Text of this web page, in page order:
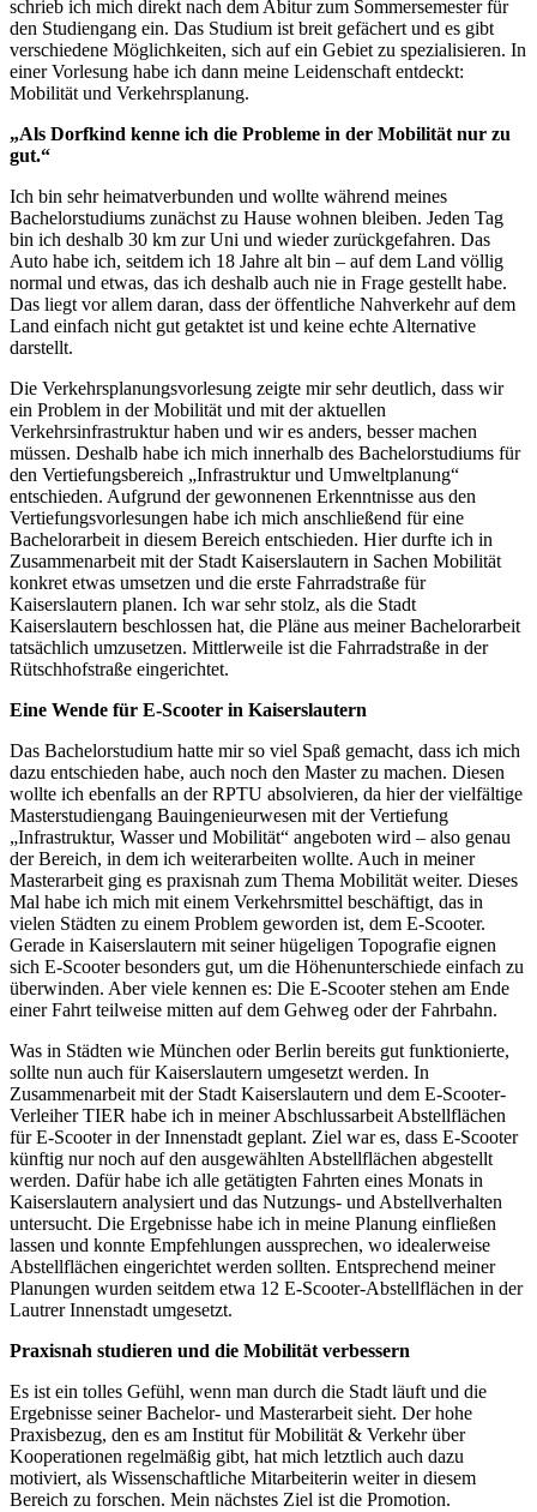
schrieb ich mich direkt nach dem Abitur zum Sommersemester für
den Studiengang ein. Das Studium ist breit gefächert und es gibt
verschiedene Möglichkeiten, sich auf ein Gebiet zu spezialisieren. In
einer Vorlesung habe ich dann meine Leidenschaft entdeckt:
Mobilität und Verkehrsplanung.
„Als Dorfkind kenne ich die Probleme in der Mobilität nur zu
gut.“
Ich bin sehr heimatverbunden und wollte während meines
Bachelorstudiums zunächst zu Hause wohnen bleiben. Jeden Tag
bin ich deshalb 30 km zur Uni und wieder zurückgefahren. Das
Auto habe ich, seitdem ich 18 Jahre alt bin – auf dem Land völlig
normal und etwas, das ich deshalb auch nie in Frage gestellt habe.
Das liegt vor allem daran, dass der öffentliche Nahverkehr auf dem
Land einfach nicht gut getaktet ist und keine echte Alternative
darstellt.
Die Verkehrsplanungsvorlesung zeigte mir sehr deutlich, dass wir
ein Problem in der Mobilität und mit der aktuellen
Verkehrsinfrastruktur haben und wir es anders, besser machen
müssen. Deshalb habe ich mich innerhalb des Bachelorstudiums für
den Vertiefungsbereich „Infrastruktur und Umweltplanung“
entschieden. Aufgrund der gewonnenen Erkenntnisse aus den
Vertiefungsvorlesungen habe ich mich anschließend für eine
Bachelorarbeit in diesem Bereich entschieden. Hier durfte ich in
Zusammenarbeit mit der Stadt Kaiserslautern in Sachen Mobilität
konkret etwas umsetzen und die erste Fahrradstraße für
Kaiserslautern planen. Ich war sehr stolz, als die Stadt
Kaiserslautern beschlossen hat, die Pläne aus meiner Bachelorarbeit
tatsächlich umzusetzen. Mittlerweile ist die Fahrradstraße in der
Rütschhofstraße eingerichtet.
Eine Wende für E-Scooter in Kaiserslautern
Das Bachelorstudium hatte mir so viel Spaß gemacht, dass ich mich
dazu entschieden habe, auch noch den Master zu machen. Diesen
wollte ich ebenfalls an der RPTU absolvieren, da hier der vielfältige
Masterstudiengang Bauingenieurwesen mit der Vertiefung
„Infrastruktur, Wasser und Mobilität“ angeboten wird – also genau
der Bereich, in dem ich weiterarbeiten wollte. Auch in meiner
Masterarbeit ging es praxisnah zum Thema Mobilität weiter. Dieses
Mal habe ich mich mit einem Verkehrsmittel beschäftigt, das in
vielen Städten zu einem Problem geworden ist, dem E-Scooter.
Gerade in Kaiserslautern mit seiner hügeligen Topografie eignen
sich E-Scooter besonders gut, um die Höhenunterschiede einfach zu
überwinden. Aber viele kennen es: Die E-Scooter stehen am Ende
einer Fahrt teilweise mitten auf dem Gehweg oder der Fahrbahn.
Was in Städten wie München oder Berlin bereits gut funktionierte,
sollte nun auch für Kaiserslautern umgesetzt werden. In
Zusammenarbeit mit der Stadt Kaiserslautern und dem E-Scooter-
Verleiher TIER habe ich in meiner Abschlussarbeit Abstellflächen
für E-Scooter in der Innenstadt geplant. Ziel war es, dass E-Scooter
künftig nur noch auf den ausgewählten Abstellflächen abgestellt
werden. Dafür habe ich alle getätigten Fahrten eines Monats in
Kaiserslautern analysiert und das Nutzungs- und Abstellverhalten
untersucht. Die Ergebnisse habe ich in meine Planung einfließen
lassen und konnte Empfehlungen aussprechen, wo idealerweise
Abstellflächen eingerichtet werden sollten. Entsprechend meiner
Planungen wurden seitdem etwa 12 E-Scooter-Abstellflächen in der
Lautrer Innenstadt umgesetzt.
Praxisnah studieren und die Mobilität verbessern
Es ist ein tolles Gefühl, wenn man durch die Stadt läuft und die
Ergebnisse seiner Bachelor- und Masterarbeit sieht. Der hohe
Praxisbezug, den es am Institut für Mobilität & Verkehr über
Kooperationen regelmäßig gibt, hat mich letztlich auch dazu
motiviert, als Wissenschaftliche Mitarbeiterin weiter in diesem
Bereich zu forschen. Mein nächstes Ziel ist die Promotion.